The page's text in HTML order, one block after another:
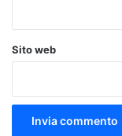
Sito web